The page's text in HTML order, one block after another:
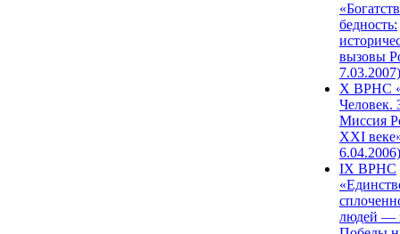
бедность:
вызовы
7.03.2007)
X ВРНС
Человек.
Миссия
XXI
6.04.2006)
IX ВРНС
людей —